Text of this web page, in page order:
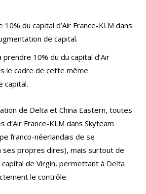
du capital d’Air France-KLM dans
de capital.
prendre 10% du du capital d’Air
le cadre de cette même
capital.
de Delta et China Eastern, toutes
d’Air France-KLM dans Skyteam
franco-néerlandais de se
propres dires), mais surtout de
capital de Virgin, permettant à Delta
le contrôle.